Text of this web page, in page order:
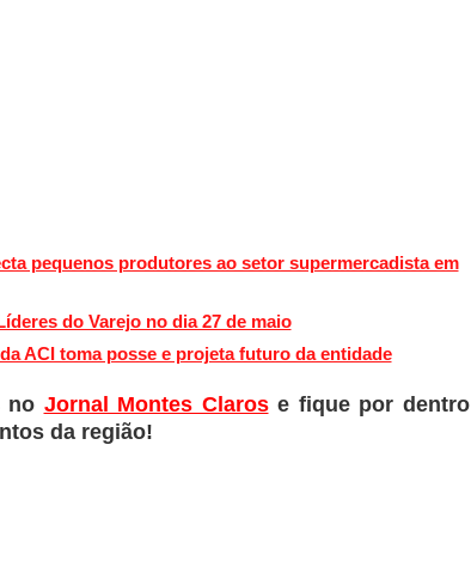
pequenos produtores ao setor supermercadista em
do Varejo no dia 27 de maio
ACI toma posse e projeta futuro da entidade
no Jornal Montes Clarose fique por dentro
da região!